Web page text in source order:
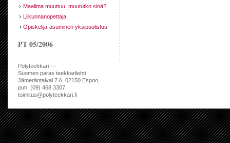
Maailma muuttuu, muututko sinä?
Liikunnanopettaja
Opiskelija-asuminen yksipuolistuu
PT 05/2006
Polyteekkari —
Suomen paras teekkarilehti
Jämeräntaival 7 A, 02150 Espoo,
puh. (09) 468 3307
toimitus@polyteekkari.fi